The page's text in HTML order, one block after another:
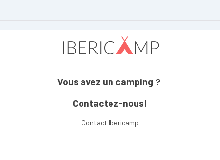
Vous avez un camping ?
Contactez-nous!
Contact Ibericamp